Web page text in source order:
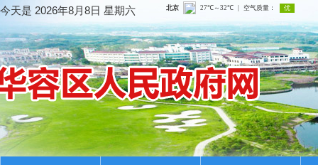
今天是 2026年8月8日 星期六